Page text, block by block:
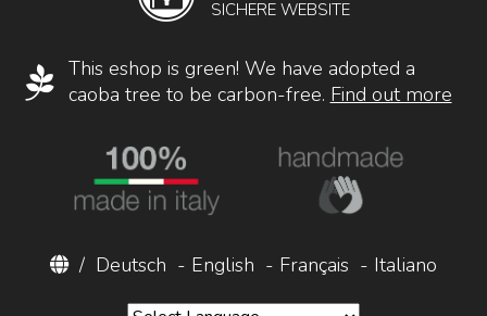
SICHERE WEBSITE
This eshop is green! We have adopted a
caoba tree to be carbon-free. Find out more
/ Deutsch - English - Français - Italiano